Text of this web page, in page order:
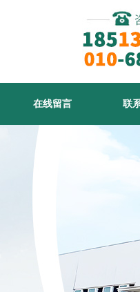
在线留言 联